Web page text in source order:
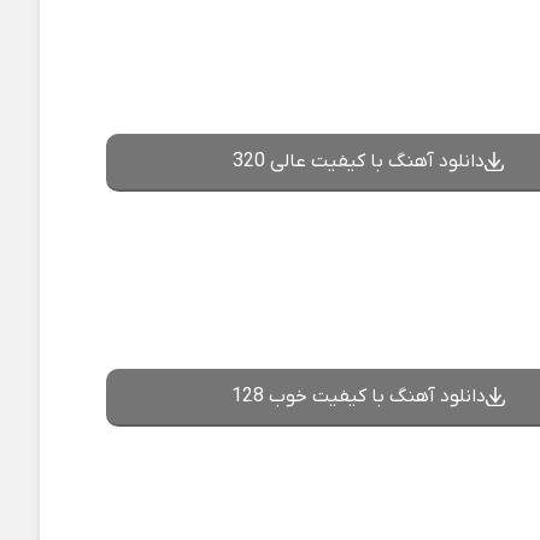
دانلود آهنگ با کیفیت عالی 320
دانلود آهنگ با کیفیت خوب 128